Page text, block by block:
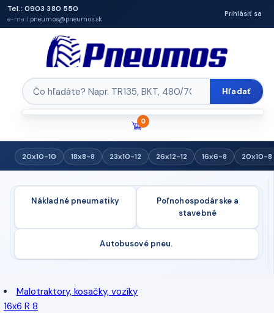
Tel.: 0903 380 550
e-mail:pneumos@pneumos.sk
Prihlásiť sa
Hľadať
0
20x10-10 18x8-8 23x10-12 26x12-12 16x6-8 20x10-8
Nákladné pneumatiky
Poľnohospodárske a
stavebné
Autobusové pneu.
Malotraktory, kosačky, vozíky
16x6 R 8